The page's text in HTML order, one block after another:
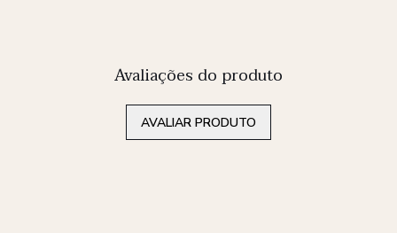
Avaliações do produto
AVALIAR PRODUTO